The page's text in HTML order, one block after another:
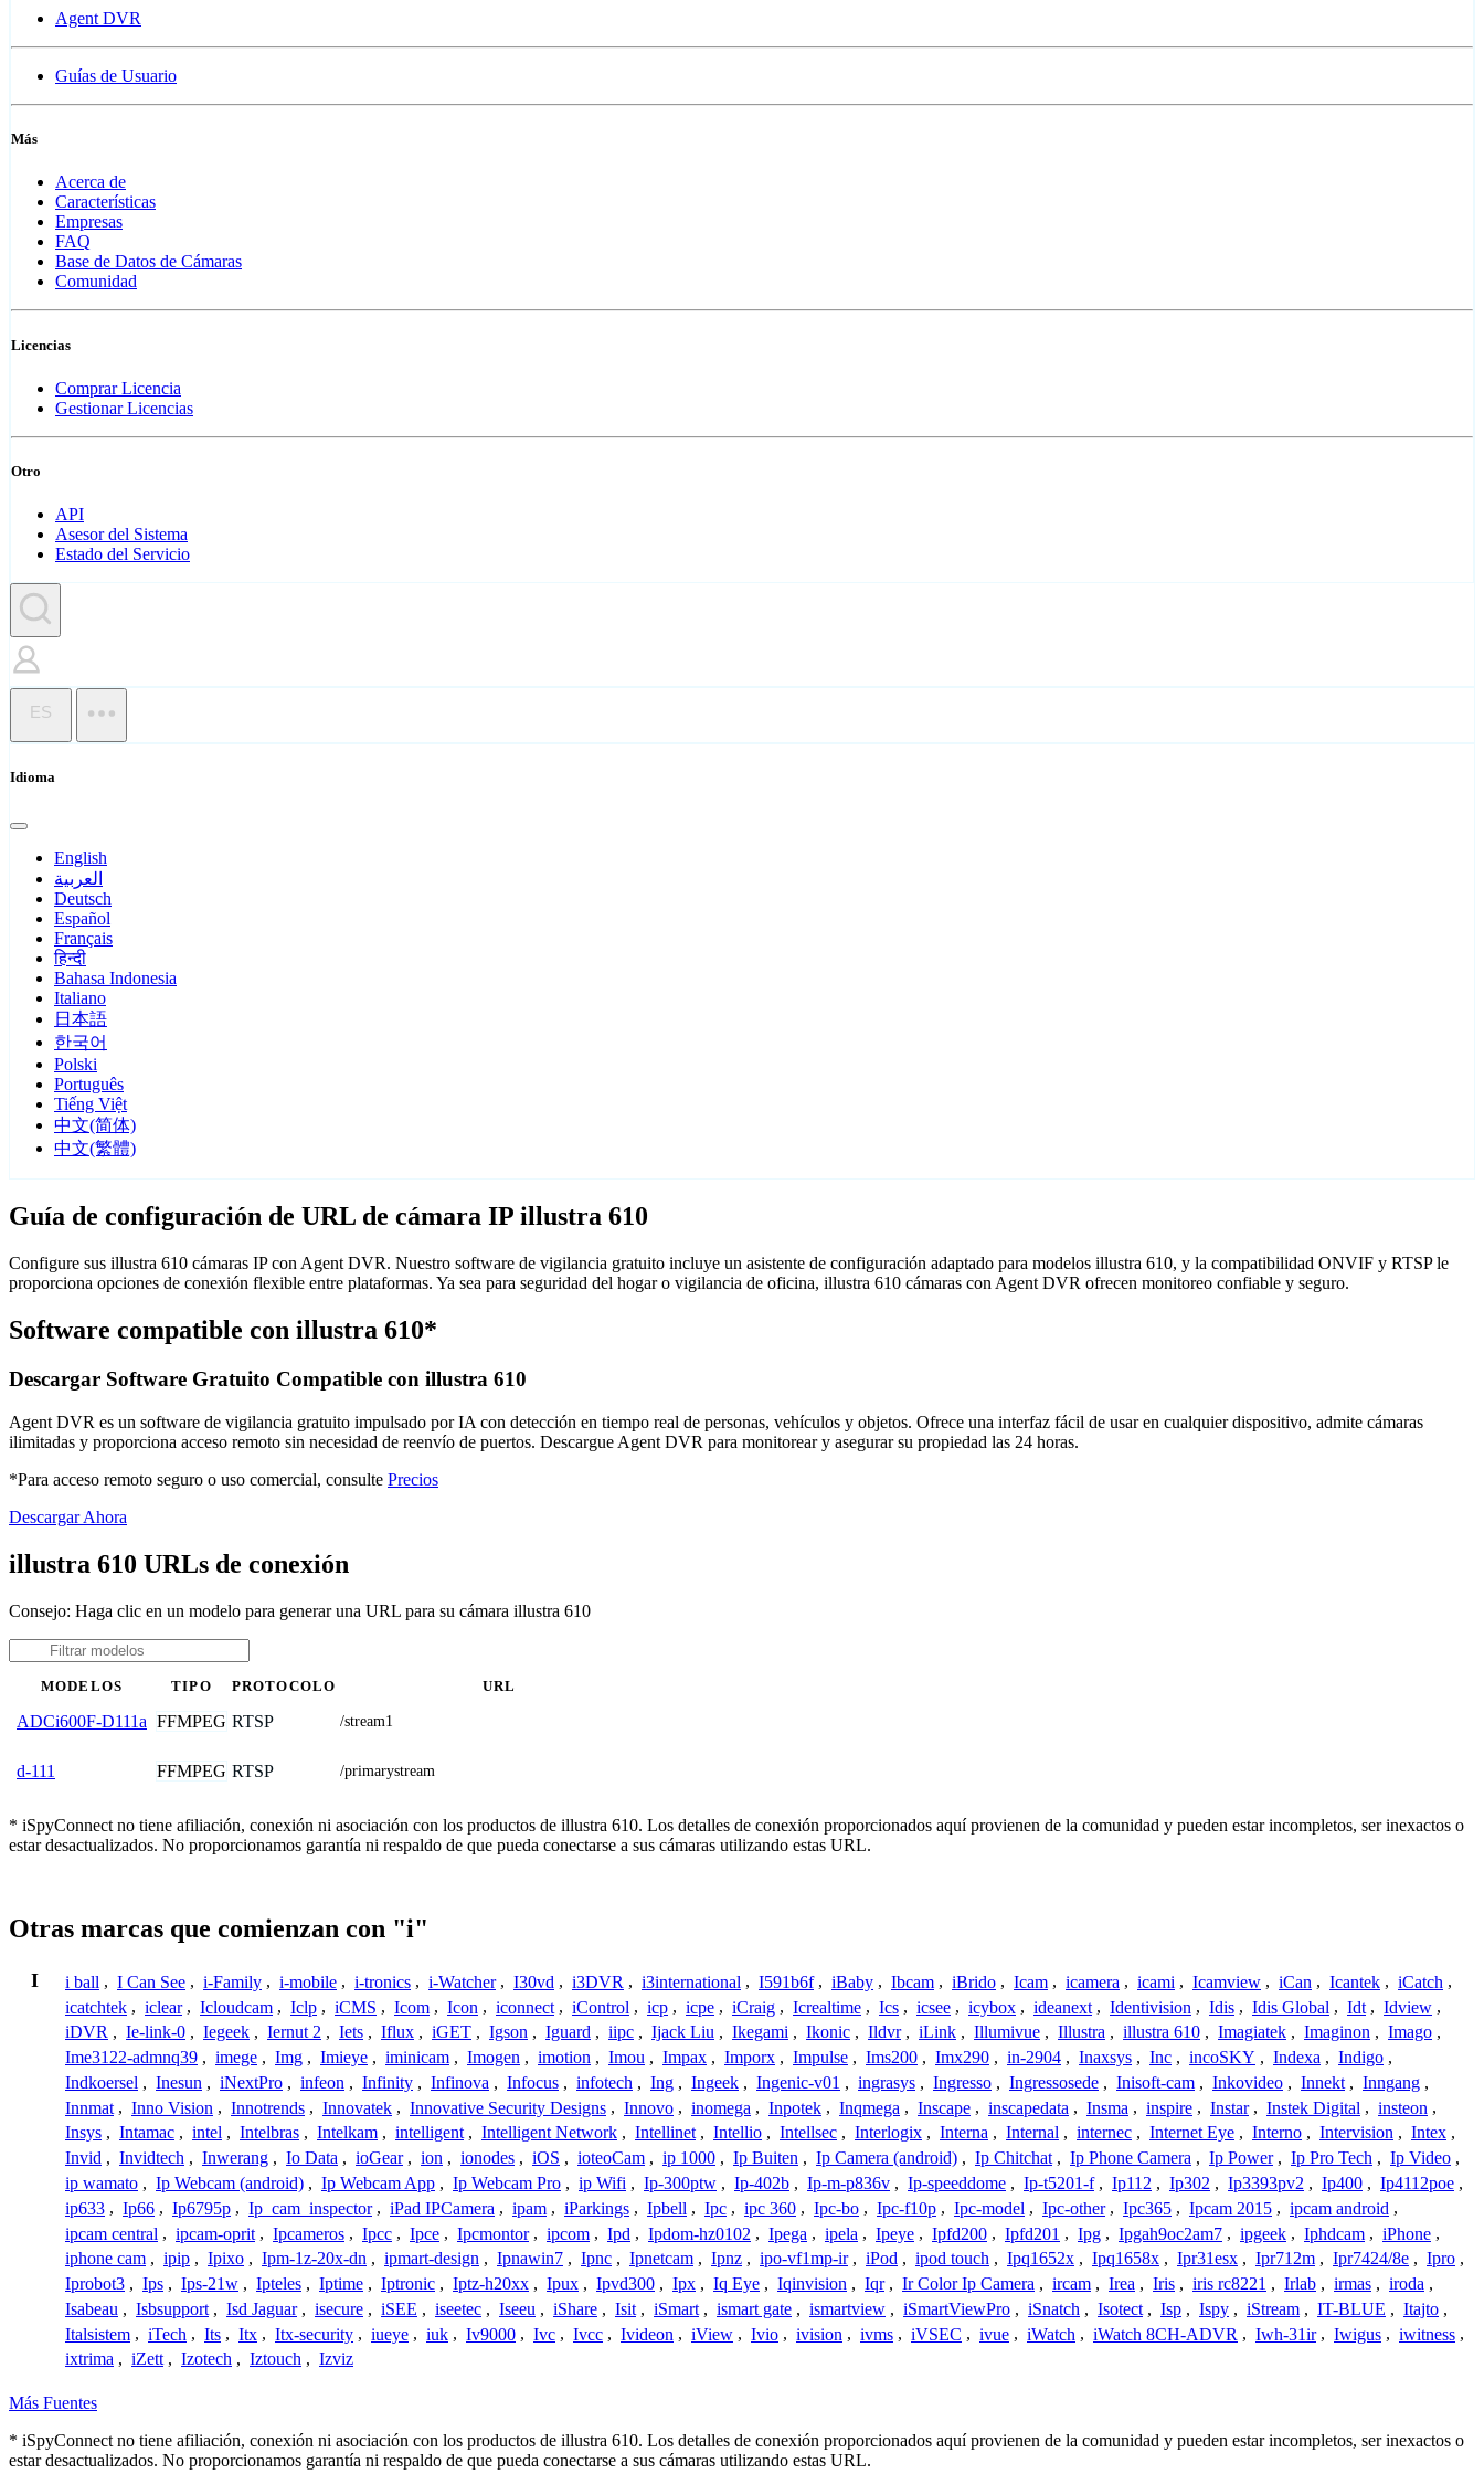
Agent DVR
Guías de Usuario
Más
Acerca de
Características
Empresas
FAQ
Base de Datos de Cámaras
Comunidad
Licencias
Comprar Licencia
Gestionar Licencias
Otro
API
Asesor del Sistema
Estado del Servicio
ES
Idioma
English
العربية
Deutsch
Español
Français
हिन्दी
Bahasa Indonesia
Italiano
日本語
한국어
Polski
Português
Tiếng Việt
中文(简体)
中文(繁體)
Guía de configuración de URL de cámara IP illustra 610
Configure sus illustra 610 cámaras IP con Agent DVR. Nuestro software de vigilancia gratuito incluye un asistente de configuración adaptado para modelos illustra 610, y la compatibilidad ONVIF y RTSP le
proporciona opciones de conexión flexible entre plataformas. Ya sea para seguridad del hogar o vigilancia de oficina, illustra 610 cámaras con Agent DVR ofrecen monitoreo confiable y seguro.
Software compatible con illustra 610*
Descargar Software Gratuito Compatible con illustra 610
Agent DVR es un software de vigilancia gratuito impulsado por IA con detección en tiempo real de personas, vehículos y objetos. Ofrece una interfaz fácil de usar en cualquier dispositivo, admite cámaras
ilimitadas y proporciona acceso remoto sin necesidad de reenvío de puertos. Descargue Agent DVR para monitorear y asegurar su propiedad las 24 horas.
*Para acceso remoto seguro o uso comercial, consulte Precios
Descargar Ahora
illustra 610 URLs de conexión
Consejo: Haga clic en un modelo para generar una URL para su cámara illustra 610
MODELOS TIPO PROTOCOLO URL
ADCi600F-D111a FFMPEG RTSP /stream1
d-111 FFMPEG RTSP /primarystream
* iSpyConnect no tiene afiliación, conexión ni asociación con los productos de illustra 610. Los detalles de conexión proporcionados aquí provienen de la comunidad y pueden estar incompletos, ser inexactos o
estar desactualizados. No proporcionamos garantía ni respaldo de que pueda conectarse a sus cámaras utilizando estas URL.
Otras marcas que comienzan con "i"
I i ball , I Can See , i-Family , i-mobile , i-tronics , i-Watcher , I30vd , i3DVR , i3international , I591b6f , iBaby , Ibcam , iBrido , Icam , icamera , icami , Icamview , iCan , Icantek , iCatch ,
icatchtek , iclear , Icloudcam , Iclp , iCMS , Icom , Icon , iconnect , iControl , icp , icpe , iCraig , Icrealtime , Ics , icsee , icybox , ideanext , Identivision , Idis , Idis Global , Idt , Idview ,
iDVR , Ie-link-0 , Iegeek , Iernut 2 , Iets , Iflux , iGET , Igson , Iguard , iipc , Ijack Liu , Ikegami , Ikonic , Ildvr , iLink , Illumivue , Illustra , illustra 610 , Imagiatek , Imaginon , Imago ,
Ime3122-admnq39 , imege , Img , Imieye , iminicam , Imogen , imotion , Imou , Impax , Imporx , Impulse , Ims200 , Imx290 , in-2904 , Inaxsys , Inc , incoSKY , Indexa , Indigo ,
Indkoersel , Inesun , iNextPro , infeon , Infinity , Infinova , Infocus , infotech , Ing , Ingeek , Ingenic-v01 , ingrasys , Ingresso , Ingressosede , Inisoft-cam , Inkovideo , Innekt , Inngang ,
Innmat , Inno Vision , Innotrends , Innovatek , Innovative Security Designs , Innovo , inomega , Inpotek , Inqmega , Inscape , inscapedata , Insma , inspire , Instar , Instek Digital , insteon ,
Insys , Intamac , intel , Intelbras , Intelkam , intelligent , Intelligent Network , Intellinet , Intellio , Intellsec , Interlogix , Interna , Internal , internec , Internet Eye , Interno , Intervision , Intex ,
Invid , Invidtech , Inwerang , Io Data , ioGear , ion , ionodes , iOS , ioteoCam , ip 1000 , Ip Buiten , Ip Camera (android) , Ip Chitchat , Ip Phone Camera , Ip Power , Ip Pro Tech , Ip Video ,
ip wamato , Ip Webcam (android) , Ip Webcam App , Ip Webcam Pro , ip Wifi , Ip-300ptw , Ip-402b , Ip-m-p836v , Ip-speeddome , Ip-t5201-f , Ip112 , Ip302 , Ip3393pv2 , Ip400 , Ip4112poe ,
ip633 , Ip66 , Ip6795p , Ip_cam_inspector , iPad IPCamera , ipam , iParkings , Ipbell , Ipc , ipc 360 , Ipc-bo , Ipc-f10p , Ipc-model , Ipc-other , Ipc365 , Ipcam 2015 , ipcam android ,
ipcam central , ipcam-oprit , Ipcameros , Ipcc , Ipce , Ipcmontor , ipcom , Ipd , Ipdom-hz0102 , Ipega , ipela , Ipeye , Ipfd200 , Ipfd201 , Ipg , Ipgah9oc2am7 , ipgeek , Iphdcam , iPhone ,
iphone cam , ipip , Ipixo , Ipm-1z-20x-dn , ipmart-design , Ipnawin7 , Ipnc , Ipnetcam , Ipnz , ipo-vf1mp-ir , iPod , ipod touch , Ipq1652x , Ipq1658x , Ipr31esx , Ipr712m , Ipr7424/8e , Ipro ,
Iprobot3 , Ips , Ips-21w , Ipteles , Iptime , Iptronic , Iptz-h20xx , Ipux , Ipvd300 , Ipx , Iq Eye , Iqinvision , Iqr , Ir Color Ip Camera , ircam , Irea , Iris , iris rc8221 , Irlab , irmas , iroda ,
Isabeau , Isbsupport , Isd Jaguar , isecure , iSEE , iseetec , Iseeu , iShare , Isit , iSmart , ismart gate , ismartview , iSmartViewPro , iSnatch , Isotect , Isp , Ispy , iStream , IT-BLUE , Itajto ,
Italsistem , iTech , Its , Itx , Itx-security , iueye , iuk , Iv9000 , Ivc , Ivcc , Ivideon , iView , Ivio , ivision , ivms , iVSEC , ivue , iWatch , iWatch 8CH-ADVR , Iwh-31ir , Iwigus , iwitness ,
ixtrima , iZett , Izotech , Iztouch , Izviz
Más Fuentes
* iSpyConnect no tiene afiliación, conexión ni asociación con los productos de illustra 610. Los detalles de conexión proporcionados aquí provienen de la comunidad y pueden estar incompletos, ser inexactos o
estar desactualizados. No proporcionamos garantía ni respaldo de que pueda conectarse a sus cámaras utilizando estas URL.